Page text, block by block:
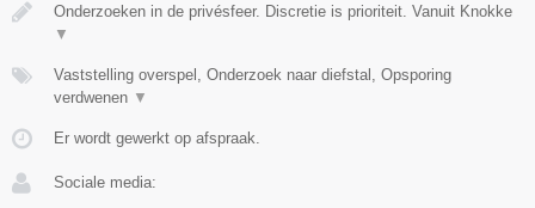
Onderzoeken in de privésfeer. Discretie is prioriteit. Vanuit Knokke
▼
Vaststelling overspel, Onderzoek naar diefstal, Opsporing
verdwenen ▼
Er wordt gewerkt op afspraak.
Sociale media: